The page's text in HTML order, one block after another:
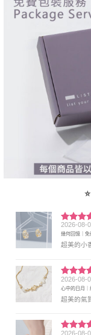
評分5
分 5
2026-08-
幾何回憶｜免
超美的小
評分5
分 5
2026-08-
心中的日月｜
超美的氣
2026-08-